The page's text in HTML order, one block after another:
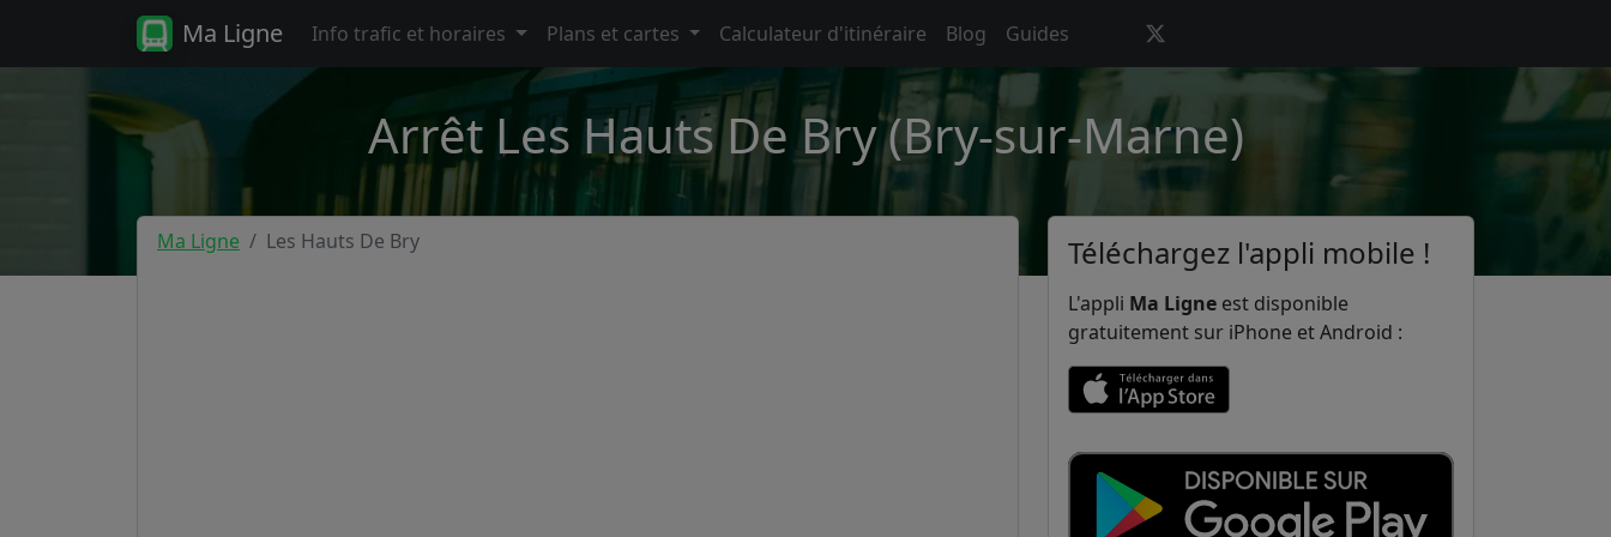
Ma Ligne Info trafic et horaires Plans et cartes Calculateur d'itinéraire Blog Guides
Arrêt Les Hauts De Bry (Bry-sur-Marne)
Ma Ligne Les Hauts De Bry Téléchargez l'appli mobile !
L'appli Ma Ligne est disponible
gratuitement sur iPhone et Android :